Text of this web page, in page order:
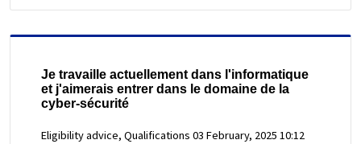
Je travaille actuellement dans l'informatique
et j'aimerais entrer dans le domaine de la
cyber-sécurité
Eligibility advice, Qualifications 03 February, 2025 10:12